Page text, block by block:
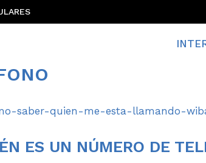
ES UN NÚMERO DE